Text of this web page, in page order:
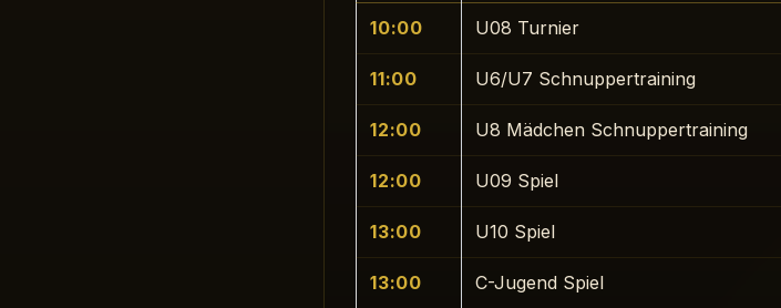
10:00 U08 Turnier
11:00 U6/U7 Schnuppertraining
12:00 U8 Mädchen Schnuppertraining
12:00 U09 Spiel
13:00 U10 Spiel
13:00 C-Jugend Spiel